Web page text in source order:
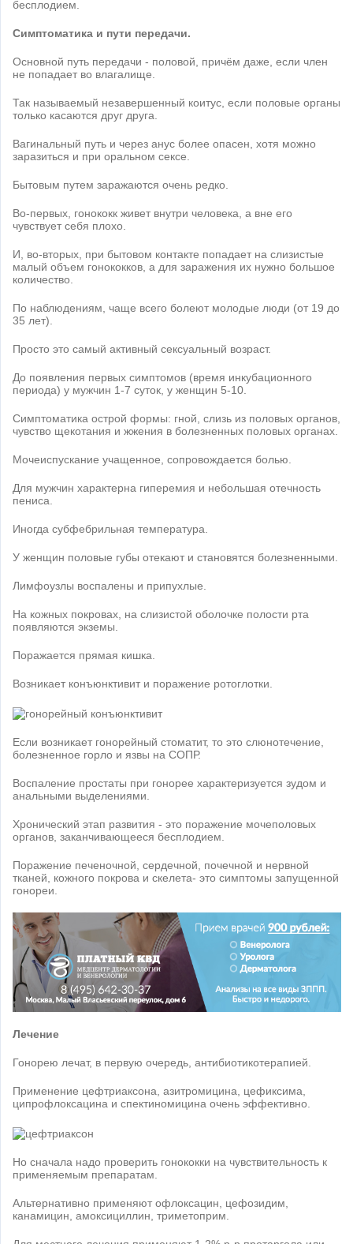
бесплодием.
Симптоматика и пути передачи.
Основной путь передачи - половой, причём даже, если член
не попадает во влагалище.
Так называемый незавершенный коитус, если половые органы
только касаются друг друга.
Вагинальный путь и через анус более опасен, хотя можно
заразиться и при оральном сексе.
Бытовым путем заражаются очень редко.
Во-первых, гонококк живет внутри человека, а вне его
чувствует себя плохо.
И, во-вторых, при бытовом контакте попадает на слизистые
малый объем гонококков, а для заражения их нужно большое
количество.
По наблюдениям, чаще всего болеют молодые люди (от 19 до
35 лет).
Просто это самый активный сексуальный возраст.
До появления первых симптомов (время инкубационного
периода) у мужчин 1-7 суток, у женщин 5-10.
Симптоматика острой формы: гной, слизь из половых органов,
чувство щекотания и жжения в болезненных половых органах.
Мочеиспускание учащенное, сопровождается болью.
Для мужчин характерна гиперемия и небольшая отечность
пениса.
Иногда субфебрильная температура.
У женщин половые губы отекают и становятся болезненными.
Лимфоузлы воспалены и припухлые.
На кожных покровах, на слизистой оболочке полости рта
появляются экземы.
Поражается прямая кишка.
Возникает конъюнктивит и поражение ротоглотки.
Если возникает гонорейный стоматит, то это слюнотечение,
болезненное горло и язвы на СОПР.
Воспаление простаты при гонорее характеризуется зудом и
анальными выделениями.
Хронический этап развития - это поражение мочеполовых
органов, заканчивающееся бесплодием.
Поражение печеночной, сердечной, почечной и нервной
тканей, кожного покрова и скелета- это симптомы запущенной
гонореи.
Лечение
Гонорею лечат, в первую очередь, антибиотикотерапией.
Применение цефтриаксона, азитромицина, цефиксима,
ципрофлоксацина и спектиномицина очень эффективно.
Но сначала надо проверить гонококки на чувствительность к
применяемым препаратам.
Альтернативно применяют офлоксацин, цефозидим,
канамицин, амоксициллин, триметоприм.